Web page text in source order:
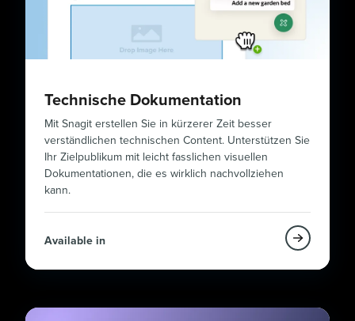
Technische Dokumentation
Mit Snagit erstellen Sie in kürzerer Zeit besser
verständlichen technischen Content. Unterstützen Sie
Ihr Zielpublikum mit leicht fasslichen visuellen
Dokumentationen, die es wirklich nachvollziehen
kann.
Available in